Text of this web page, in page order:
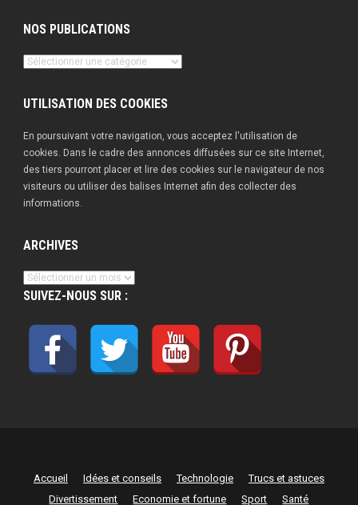
NOS PUBLICATIONS
Nos
UTILISATION DES COOKIES
En poursuivant votre navigation, vous acceptez l'utilisation de
cookies. Dans le cadre des annonces diffusées sur ce site Internet,
des tiers pourront placer et lire des cookies sur le navigateur de nos
visiteurs ou utiliser des balises Internet afin des collecter des
informations.
ARCHIVES
Archives
SUIVEZ-NOUS SUR :
Accueil Idées et conseils Technologie
Trucs et astuces
Divertissement
Economie et fortune Sport Santé